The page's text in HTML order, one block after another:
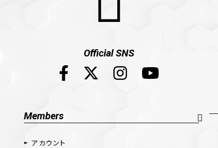
Official SNS
Members
アカウント